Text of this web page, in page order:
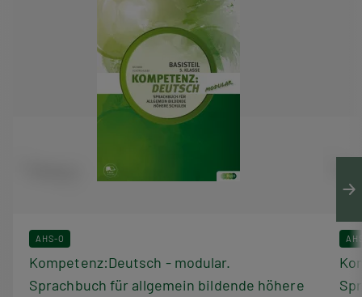
AHS-O
Kompetenz:Deutsch - modular.
Sprachbuch für allgemein bildende höhere